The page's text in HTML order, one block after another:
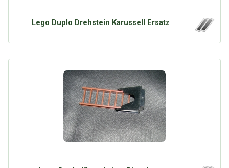
Lego Duplo Drehstein Karussell Ersatz